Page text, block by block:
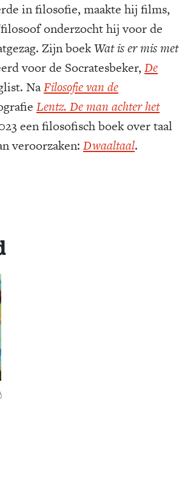
in filosofie, maakte hij films,
onderzocht hij voor de
Zijn boekWat is er mis met
voor de Socratesbeker, De
NaFilosofie van de
Lentz. De man achter het
een filosofisch boek over taal
veroorzaken: Dwaaltaal.
Voor leden